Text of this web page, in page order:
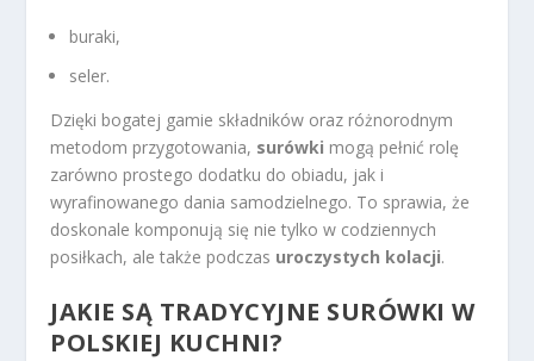
buraki,
seler.
Dzięki bogatej gamie składników oraz różnorodnym
metodom przygotowania, surówki mogą pełnić rolę
zarówno prostego dodatku do obiadu, jak i
wyrafinowanego dania samodzielnego. To sprawia, że
doskonale komponują się nie tylko w codziennych
posiłkach, ale także podczas uroczystych kolacji.
JAKIE SĄ TRADYCYJNE SURÓWKI W
POLSKIEJ KUCHNI?